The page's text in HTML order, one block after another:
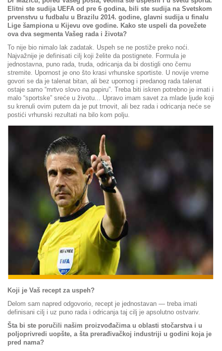
Elitni ste sudija UEFA od pre 6 godina, bili ste sudija na Svetskom
prvenstvu u fudbalu u Brazilu 2014. godine, glavni sudija u finalu
Lige šampiona u Kijevu ove godine. Kako ste uspeli da povežete
ova dva segmenta Vašeg rada i života?
To nije bio nimalo lak zadatak. Uspeh se ne postiže preko noći.
Najvažnije je definisati cilj koji želite da postignete. Formula je
jednostavna, puno rada, truda, odricanja da bi dostigli ono čemu
stremite. Upornost je ono što krasi vrhunske sportiste. U novije vreme
govori se da je talenat bitan, ali bez upornog i predanog rada talenat
ostaje samo “mrtvo slovo na papiru”. Treba biti iskren potrebno je imati i
malo “sportske” sreće u životu... Upravo imam savet za mlade ljude koji
su krenuli ovim putem da je put trnovit, ali bez rada i odricanja neće se
postići vrhunski rezultati na bilo kom polju.
Koji je Vaš recept za uspeh?
Delom sam napred odgovorio, recept je jednostavan — treba imati
definisani cilj i uz puno rada i odricanja taj cilj je apsolutno ostvariv.
Šta bi ste poručili našim proizvođačima u oblasti stočarstva i u
poljoprivredi uopšte, a šta prerađivačkoj industriji u godini koja je
pred nama?